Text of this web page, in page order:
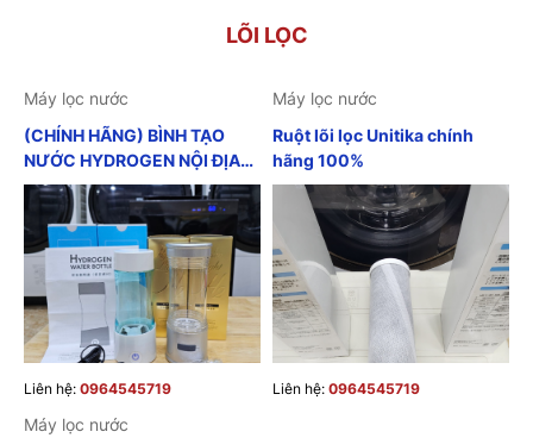
LÕI LỌC
Máy lọc nước
(CHÍNH HÃNG) BÌNH TẠO
NƯỚC HYDROGEN NỘI ĐỊA
NHẬT GIẢM BÉO GIẢM CÂN
GIẢM MỠ BỤNG CHỐNG LÃO
HOÁ ĐẸP DA TĂNG CƯỜNG
SỨC KHỎE
Liên hệ: 0964545719
Máy lọc nước
Ruột lõi lọc Unitika chính
hãng 100%
Liên hệ: 0964545719
Máy lọc nước